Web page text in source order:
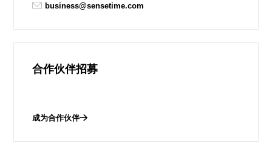
business@sensetime.com
合作伙伴招募
成为合作伙伴